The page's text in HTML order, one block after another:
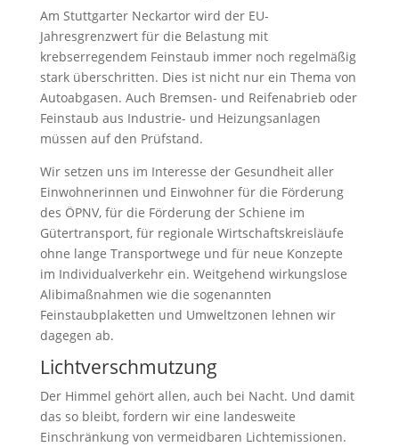
Am Stuttgarter Neckartor wird der EU-
Jahresgrenzwert für die Belastung mit
krebserregendem Feinstaub immer noch regelmäßig
stark überschritten. Dies ist nicht nur ein Thema von
Autoabgasen. Auch Bremsen- und Reifenabrieb oder
Feinstaub aus Industrie- und Heizungsanlagen
müssen auf den Prüfstand.
Wir setzen uns im Interesse der Gesundheit aller
Einwohnerinnen und Einwohner für die Förderung
des ÖPNV, für die Förderung der Schiene im
Gütertransport, für regionale Wirtschaftskreisläufe
ohne lange Transportwege und für neue Konzepte
im Individualverkehr ein. Weitgehend wirkungslose
Alibimaßnahmen wie die sogenannten
Feinstaubplaketten und Umweltzonen lehnen wir
dagegen ab.
Lichtverschmutzung
Der Himmel gehört allen, auch bei Nacht. Und damit
das so bleibt, fordern wir eine landesweite
Einschränkung von vermeidbaren Lichtemissionen.